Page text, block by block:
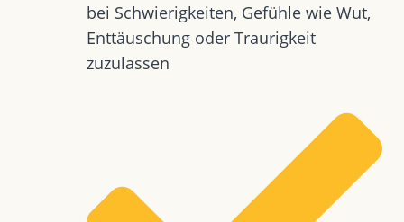
bei Schwierigkeiten, Gefühle wie Wut,
Enttäuschung oder Traurigkeit
zuzulassen